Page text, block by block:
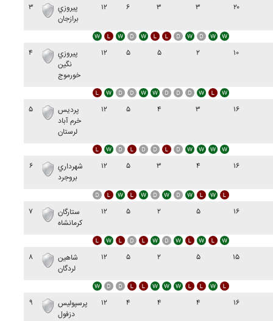
۳
پيروزي
برازجان
۱۲ ۶ ۳ ۳ ۲۰
۴
پيروزي
نگين
خورموج
۱۲ ۵ ۵ ۲ ۱۰
۵
پرديس
خرم آباد
لرستان
۱۲ ۵ ۴ ۳ ۱۶
۶
شهرداري
بروجرد
۱۲ ۵ ۳ ۴ ۱۶
۷
ستارگان
کرمانشاه
۱۲ ۵ ۲ ۵ ۱۶
۸
شاهين
لردگان
۱۲ ۵ ۲ ۵ ۱۵
۹
پرسپوليس
دزفول
۱۲ ۴ ۴ ۴ ۱۶